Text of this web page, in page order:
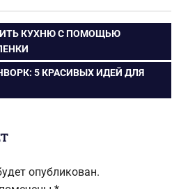
КУХНЮ С ПОМОЩЬЮ
5 КРАСИВЫХ ИДЕЙ ДЛЯ
опубликован.